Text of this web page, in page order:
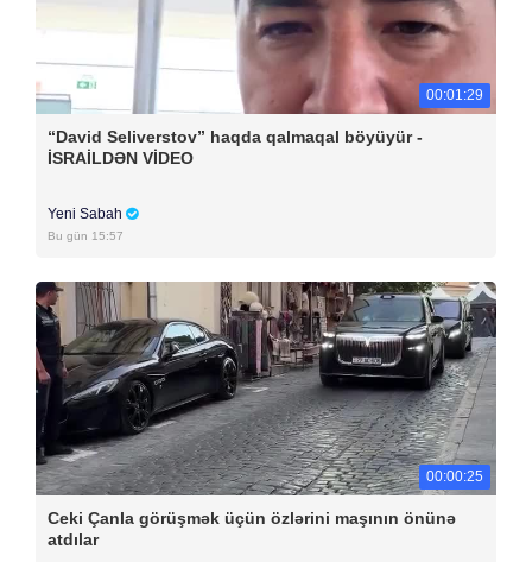
00:01:29
“David Seliverstov” haqda qalmaqal böyüyür -
İSRAİLDƏN VİDEO
Yeni Sabah
Bu gün 15:57
00:00:25
Ceki Çanla görüşmək üçün özlərini maşının önünə
atdılar